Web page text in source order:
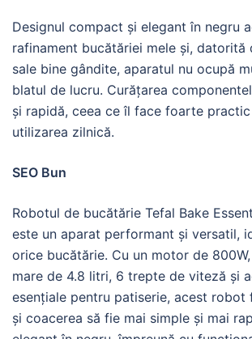
Designul compact și elegant în negru
rafinament bucătăriei mele și, datorită
sale bine gândite, aparatul nu ocupă
blatul de lucru. Curățarea
și rapidă, ceea ce îl face foarte
utilizarea zilnică.
SEO Bun
Robotul de bucătărie Tefal Bake
este un aparat performant și versatil,
orice bucătărie. Cu un motor de
mare de 4.8 litri, 6 trepte de viteză și
esențiale pentru patiserie, acest robot
și coacerea să fie mai simple și mai